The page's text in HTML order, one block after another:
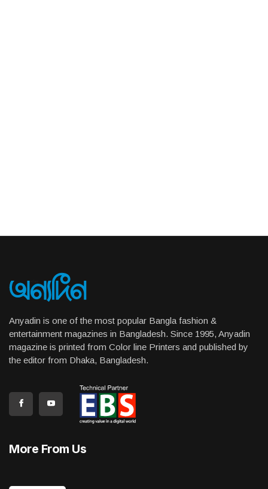
Anyadin is one of the most popular Bangla fashion &
entertainment magazines in Bangladesh. Since 1995, Anyadin
magazine is printed from Color line Printers and published by
the editor from Dhaka, Bangladesh.
More From Us